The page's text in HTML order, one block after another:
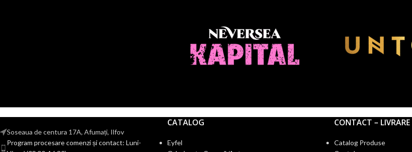
Soseaua de centura 17A, Afumați, Ilfov
Program procesare comenzi și contact: Luni-
CATALOG
Eyfel
CONTACT – LIVRARE
Catalog Produse